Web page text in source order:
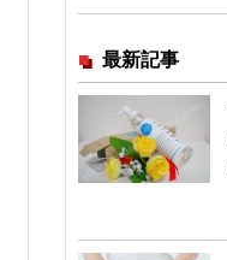
最新記事